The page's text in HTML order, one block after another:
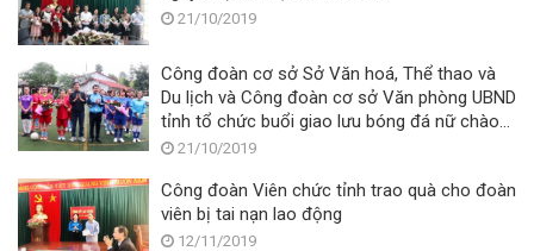
21/10/2019
Công đoàn cơ sở Sở Văn hoá, Thể thao và
Du lịch và Công đoàn cơ sở Văn phòng UBND
tỉnh tổ chức buổi giao lưu bóng đá nữ chào
mừng Ngày Phụ nữ Việt Nam 20/10
21/10/2019
Công đoàn Viên chức tỉnh trao quà cho đoàn
viên bị tai nạn lao động
12/11/2019